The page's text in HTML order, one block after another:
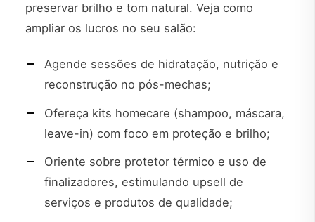
preservar brilho e tom natural. Veja como
ampliar os lucros no seu salão:
Agende sessões de hidratação, nutrição e
reconstrução no pós-mechas;
Ofereça kits homecare (shampoo, máscara,
leave-in) com foco em proteção e brilho;
Oriente sobre protetor térmico e uso de
finalizadores, estimulando upsell de
serviços e produtos de qualidade;